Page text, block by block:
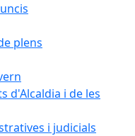
plens
d'Alcaldia i de les
i judicials